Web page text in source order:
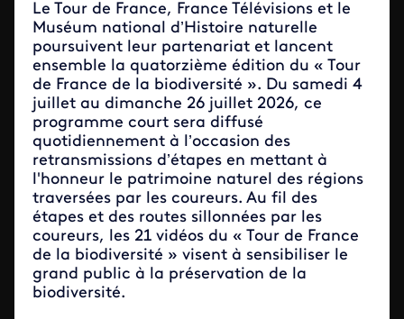
Le Tour de France, France Télévisions et le
Muséum national d’Histoire naturelle
poursuivent leur partenariat et lancent
ensemble la quatorzième édition du « Tour
de France de la biodiversité ». Du samedi 4
juillet au dimanche 26 juillet 2026, ce
programme court sera diffusé
quotidiennement à l’occasion des
retransmissions d’étapes en mettant à
l'honneur le patrimoine naturel des régions
traversées par les coureurs. Au fil des
étapes et des routes sillonnées par les
coureurs, les 21 vidéos du « Tour de France
de la biodiversité » visent à sensibiliser le
grand public à la préservation de la
biodiversité.